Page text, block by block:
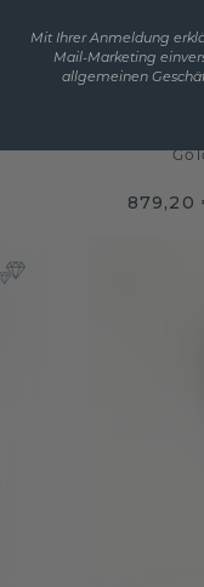
879,20
Mit Ihrer Anmeldung
Mail-Marketing
allgemeinen